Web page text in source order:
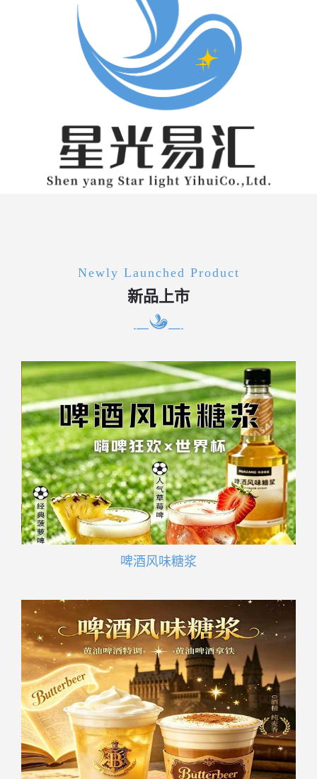
Newly Launched Product
新品上市
啤酒风味糖浆